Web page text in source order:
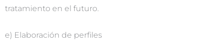
tratamiento en el futuro.
e) Elaboración de perfiles